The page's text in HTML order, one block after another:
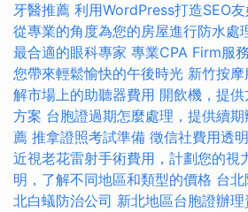
牙醫推薦 利用WordPress打造SEO
從專業的角度為您的房屋進行防水處
最合適的眼科專家 專業CPA Firm服
您帶來輕鬆愉快的午後時光 新竹按摩
解市場上的助聽器費用 開飲機，提
方案 台胞證過期怎麼處理，提供續
薦 推拿證照考試準備 徵信社費用透
近視老花雷射手術費用，計劃您的視
明，了解不同地區和類型的價格 台
北白蟻防治公司 新北地區台胞證辦理